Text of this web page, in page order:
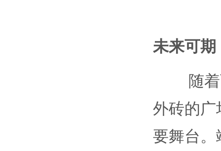
未来可期
随着西
外砖的广
要舞台。